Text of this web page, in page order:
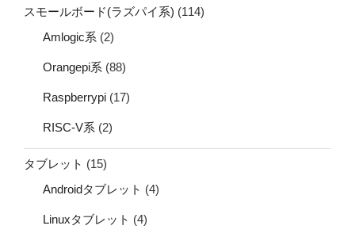
スモールボード(ラズパイ系) (114)
Amlogic系 (2)
Orangepi系 (88)
Raspberrypi (17)
RISC-V系 (2)
タブレット (15)
Androidタブレット (4)
Linuxタブレット (4)